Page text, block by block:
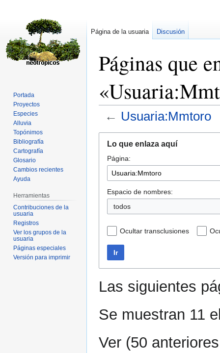
Páginas que
← Usuaria:Mmtoro
navegación
búsqueda
Lo que enlaza aquí
Página:
Espacio de nombres:
todos
Ocultar transclusiones
Ir
Las siguientes
Se muestran 11
Ver (50 anteriores
Página de la usuaria Discusión
Portada
Proyectos
Especies
Alluvia
Topónimos
Bibliografía
Cartografía
Glosario
Cambios recientes
Ayuda
Herramientas
Contribuciones de la
usuaria
Registros
Ver los grupos de la
usuaria
Páginas especiales
Versión para imprimir